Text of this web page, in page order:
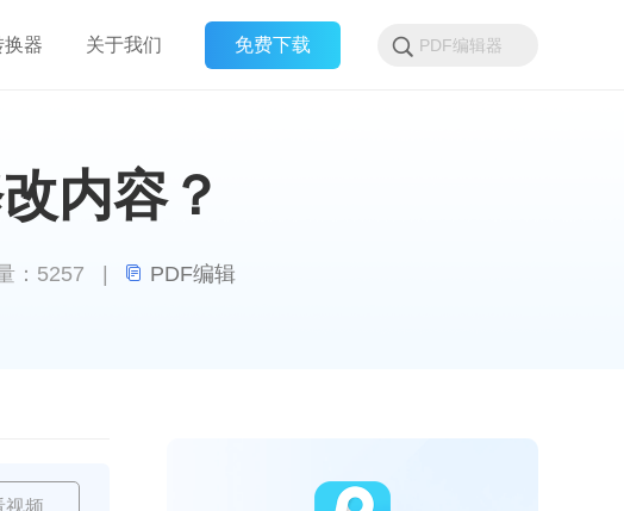
换器 关于我们 免费下载
内容？
：5257 PDF编辑
视频